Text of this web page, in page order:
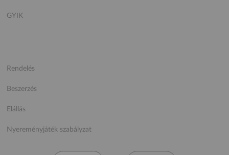
GYIK
Rendelés
Beszerzés
Elállás
Nyereményjáték szabályzat